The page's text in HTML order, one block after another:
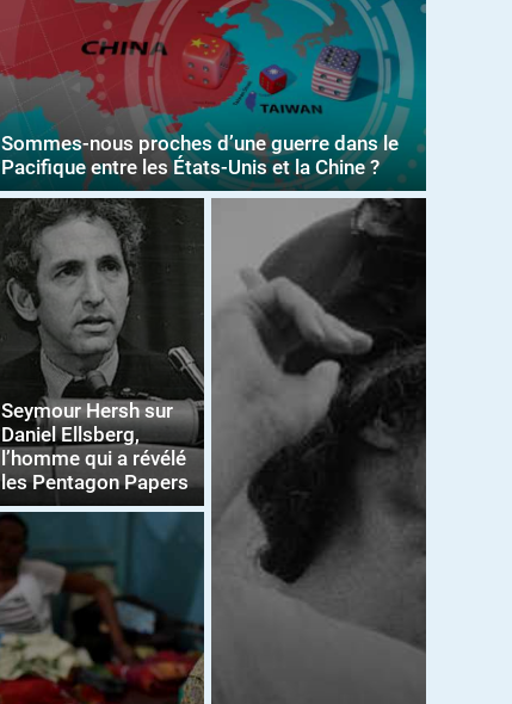
Sommes-nous proches d’une guerre dans le
Pacifique entre les États-Unis et la Chine ?
Seymour Hersh sur
Daniel Ellsberg,
l’homme qui a révélé
les Pentagon Papers